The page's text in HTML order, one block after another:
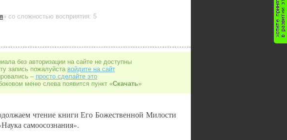
» со сложностью восприятия: 5
без авторизации на сайте не доступны
запись пожалуйста войдите на сайт
– просто сделайте это
меню слева появится пункт «Скачать»
чтение книги Его Божественной Милости
самоосознания».